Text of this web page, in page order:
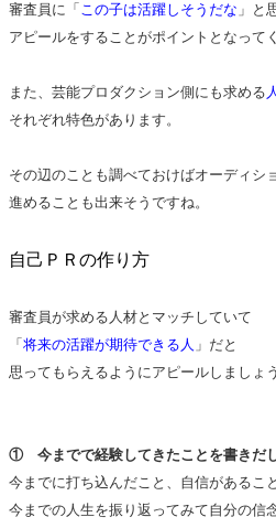
審査員に「 この子は活躍しそうだな 」と
アピールをすることがポイントとなって
また、芸能プロダクション側にも求める
それぞれ特色があります。
その辺のことも調べておけばオーディシ
進めることも出来そうですね。
自己ＰＲの作り方
審査員が求める人材とマッチしていて
「 将来の活躍が期待できる人 」だと
思ってもらえるようにアピールしましょう
① 今までで経験してきたことを書きだ
今までに打ち込んだこと、自信があること
今までの人生を振り返ってみて自分の信